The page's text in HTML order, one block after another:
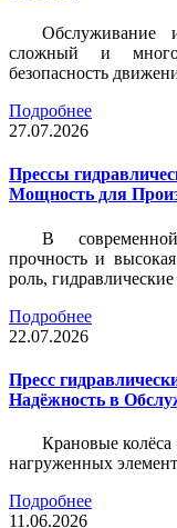
сложный и
безопасность
Подробнее
27.07.2026
Прессы
Мощность для
В
прочность и
роль,
Подробнее
22.07.2026
Пресс
Надёжность в
Крановые колёса
нагруженных
Подробнее
11.06.2026